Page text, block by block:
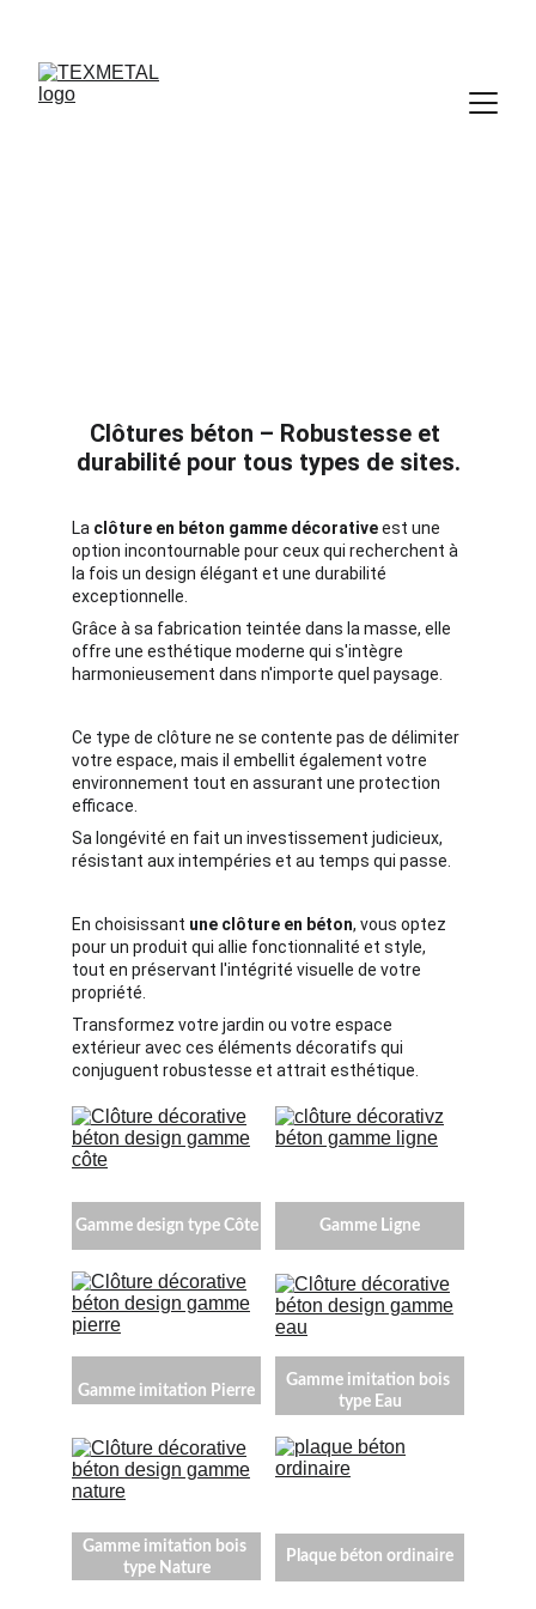
Gamme design type Côte
La clôture en béton gamme décorative est une
option incontournable pour ceux qui recherchent à
la fois un design élégant et une durabilité
exceptionnelle.
Grâce à sa fabrication teintée dans la masse, elle
offre une esthétique moderne qui s'intègre
harmonieusement dans n'importe quel paysage.
Ce type de clôture ne se contente pas de délimiter
votre espace, mais il embellit également votre
environnement tout en assurant une protection
efficace.
Sa longévité en fait un investissement judicieux,
résistant aux intempéries et au temps qui passe.
En choisissant une clôture en béton, vous optez
pour un produit qui allie fonctionnalité et style,
tout en préservant l'intégrité visuelle de votre
propriété.
Transformez votre jardin ou votre espace
extérieur avec ces éléments décoratifs qui
conjuguent robustesse et attrait esthétique.
Gamme Ligne
Gamme imitation Pierre
Gamme imitation bois
type Eau
Gamme imitation bois
type Nature
Plaque béton ordinaire
Clôtures béton – Robustesse et
durabilité pour tous types de sites.